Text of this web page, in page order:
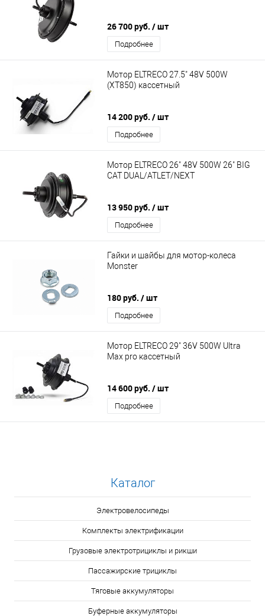
26 700 руб. / шт
Подробнее
Мотор ELTRECO 27.5" 48V 500W
(XT850) кассетный
14 200 руб. / шт
Подробнее
Мотор ELTRECO 26" 48V 500W 26" BIG
CAT DUAL/ATLET/NEXT
13 950 руб. / шт
Подробнее
Гайки и шайбы для мотор-колеса
Monster
180 руб. / шт
Подробнее
Мотор ELTRECO 29" 36V 500W Ultra
Max pro кассетный
14 600 руб. / шт
Подробнее
Каталог
Электровелосипеды
Комплекты электрификации
Грузовые электротрициклы и рикши
Пассажирские трициклы
Тяговые аккумуляторы
Буферные аккумуляторы